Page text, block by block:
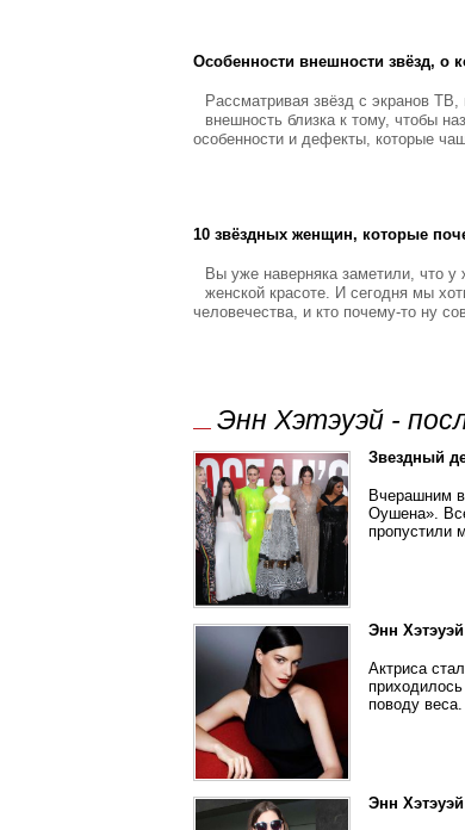
Особенности внешности звёзд, о
Рассматривая звёзд с экранов
внешность близка к тому, чтобы
особенности и дефекты, которые
10 звёздных женщин, которые
Вы уже наверняка заметили, что
женской красоте. И сегодня мы
человечества, и кто почему-то ну
Энн Хэтэуэй -
Звездный
Вчерашним
Оушена».
пропустили
Энн
Актриса
поводу веса.
Энн